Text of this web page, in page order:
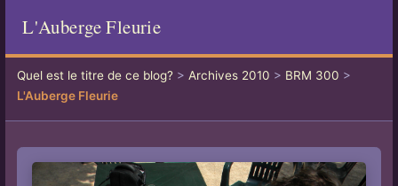
L'Auberge Fleurie
Quel est le titre de ce blog?> Archives 2010 > BRM 300 >
L'Auberge Fleurie